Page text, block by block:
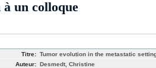
un colloque
Titre: Tumor evolution in the metastatic
Auteur: Desmedt, Christine